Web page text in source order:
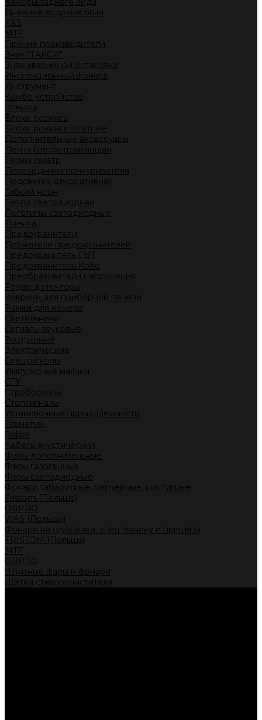
Дневные ходовые огни
K&S
MTF
Прочие производители
Знак "ТАКСИ"
Знак аварийной остановки
Инспекционный фонарь
Инструмент
Комбо устройство
Ксенон
Блоки розжига
Блоки розжига штатные
Дополнительные аксессуары
Лента светоотражающая
Люминометр
Переходники прикуривателя
Подсветка декоративная
Гибкий неон
Лента светодиодная
Логотипы светодиодные
Пленка
Предохранители
Держатели предохранителей
Предохранитель CBT
Предохранитель Koito
Преобразователи напряжения
Радар-детекторы
Коврики для приборной панели
Рамки для номера
Светильники
Сигналы звуковые
Воздушные
Электрические
Спецсигналы
Импульсные маячки
СГУ
Стробоскопы
Стопсигналы
Установочные принадлежности
Герметик
Гофра
Кабель акустический
Фары дополнительные
Фары галогенные
Фары светодиодные
Фонари габаритные, маркерные, контурные
Fristom (Польша)
ORPRO
WAS (Польша)
Фонари на грузовики, спецтехнику и прицепы
FRISTOM (Польша)
MTF
ORPRO
Штатные фары и фонари
Щетки стеклоочистителя